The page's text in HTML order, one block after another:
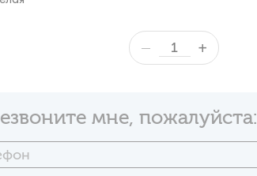
— +
мне, пожалуйста: